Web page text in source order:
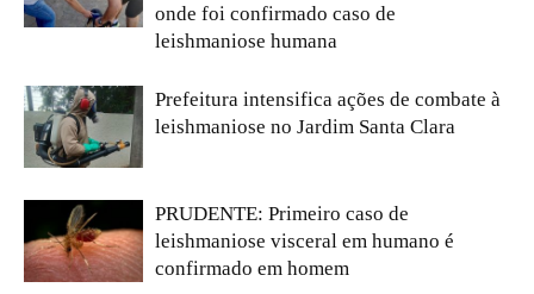
onde foi confirmado caso de
leishmaniose humana
Prefeitura intensifica ações de combate à
leishmaniose no Jardim Santa Clara
PRUDENTE: Primeiro caso de
leishmaniose visceral em humano é
confirmado em homem